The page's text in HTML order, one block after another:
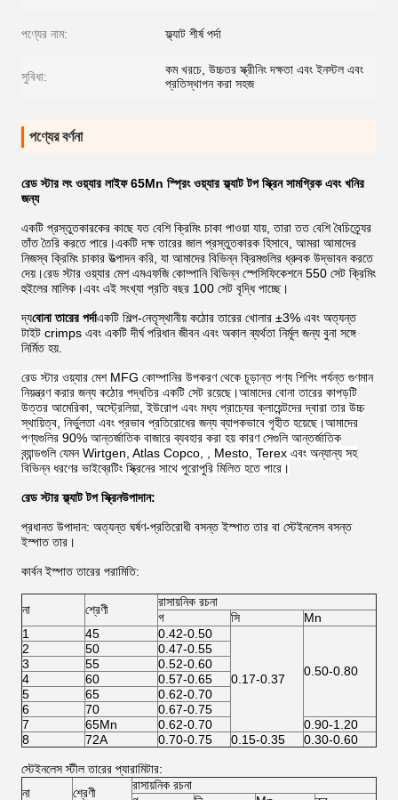
পণ্যের নাম: ফ্ল্যাট শীর্ষ পর্দা
সুবিধা:
কম খরচে, উচ্চতর স্ক্রীনিং দক্ষতা এবং ইনস্টল এবং
প্রতিস্থাপন করা সহজ
পণ্যের বর্ণনা
রেড স্টার লং ওয়্যার লাইফ 65Mn স্প্রিং ওয়্যার ফ্ল্যাট টপ স্ক্রিন সামগ্রিক এবং খনির
জন্য
একটি প্রস্তুতকারকের কাছে যত বেশি ক্রিমিং চাকা পাওয়া যায়, তারা তত বেশি বৈচিত্র্যের
তাঁত তৈরি করতে পারে।একটি দক্ষ তারের জাল প্রস্তুতকারক হিসাবে, আমরা আমাদের
নিজস্ব ক্রিমিং চাকার উত্পাদন করি, যা আমাদের বিভিন্ন ক্রিমগুলির ধ্রুবক উদ্ভাবন করতে
দেয়।রেড স্টার ওয়্যার মেশ এমএফজি কোম্পানি বিভিন্ন স্পেসিফিকেশনে 550 সেট ক্রিমিং
হুইলের মালিক।এবং এই সংখ্যা প্রতি বছর 100 সেট বৃদ্ধি পাচ্ছে।
দ্যবোনা তারের পর্দাএকটি শিল্প-নেতৃস্থানীয় কঠোর তারের খোলার ±3% এবং অত্যন্ত
টাইট crimps এবং একটি দীর্ঘ পরিধান জীবন এবং অকাল ব্যর্থতা নির্মূল জন্য বুনা সঙ্গে
নির্মিত হয়.
রেড স্টার ওয়্যার মেশ MFG কোম্পানির উপকরণ থেকে চূড়ান্ত পণ্য শিপিং পর্যন্ত গুণমান
নিয়ন্ত্রণ করার জন্য কঠোর পদ্ধতির একটি সেট রয়েছে।আমাদের বোনা তারের কাপড়টি
উত্তর আমেরিকা, অস্ট্রেলিয়া, ইউরোপ এবং মধ্য প্রাচ্যের ক্লায়েন্টদের দ্বারা তার উচ্চ
স্থায়িত্ব, নির্ভুলতা এবং প্রভাব প্রতিরোধের জন্য ব্যাপকভাবে গৃহীত হয়েছে।আমাদের
পণ্যগুলির 90% আন্তর্জাতিক বাজারে ব্যবহার করা হয় কারণ সেগুলি আন্তর্জাতিক
ব্র্যান্ডগুলি যেমন Wirtgen, Atlas Copco, , Mesto, Terex এবং অন্যান্য সহ
বিভিন্ন ধরণের ভাইব্রেটিং স্ক্রিনের সাথে পুরোপুরি মিলিত হতে পারে।
রেড স্টার ফ্ল্যাট টপ স্ক্রিনউপাদান:
প্রধানত উপাদান: অত্যন্ত ঘর্ষণ-প্রতিরোধী বসন্ত ইস্পাত তার বা স্টেইনলেস বসন্ত
ইস্পাত তার।
কার্বন ইস্পাত তারের পরামিতি:
না শ্রেণী
রাসায়নিক রচনা
গ
সি
Mn
1
45 0.42-0.50
0.17-0.37
0.50-0.80
2 50
0.47-0.55
3
55
0.52-0.60
4
60
0.57-0.65
5
65
0.62-0.70
6
70
0.67-0.75
7
65Mn 0.62-0.70
0.90-1.20
8
72A 0.70-0.75 0.15-0.35 0.30-0.60
স্টেইনলেস স্টীল তারের প্যারামিটার:
না
শ্রেণী
রাসায়নিক রচনা